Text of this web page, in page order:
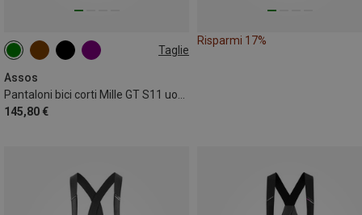
Taglie
Assos
145,80 €
S L XL
Risparmi 17%